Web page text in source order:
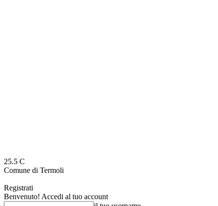
25.5 C
Comune di Termoli
Registrati
Benvenuto! Accedi al tuo account